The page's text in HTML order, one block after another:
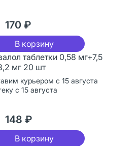
170 ₽
В корзину
таблетки 0,58 мг+7,5
мг 20 шт
курьером с 15 августа
с 15 августа
148 ₽
В корзину